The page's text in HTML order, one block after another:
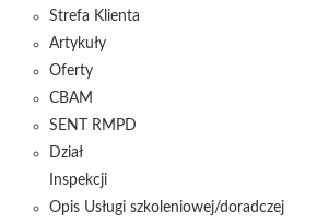
Strefa Klienta
Artykuły
Oferty
CBAM
SENT RMPD
Dział
Inspekcji
Opis Usługi szkoleniowej/doradczej